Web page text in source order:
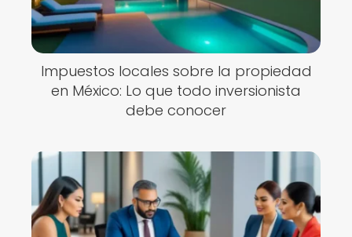
Impuestos locales sobre la propiedad
en México: Lo que todo inversionista
debe conocer